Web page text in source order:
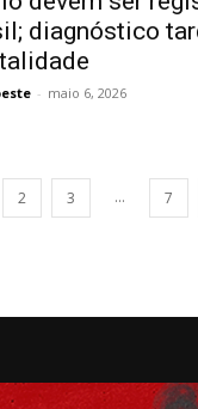
diagnóstico
- maio 6, 2026
2 3 ... 7